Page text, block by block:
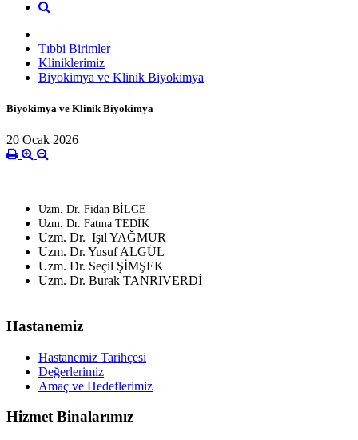
Tıbbi Birimler
Kliniklerimiz
Biyokimya ve Klinik Biyokimya
Biyokimya ve Klinik Biyokimya
20 Ocak 2026
Uzm. Dr. Fidan BİLGE
Uzm. Dr. Fatma TEDİK
Uzm. Dr. Işıl YAĞMUR
Uzm. Dr. Yusuf ALGÜL
Uzm. Dr. Seçil ŞİMŞEK
Uzm. Dr. Burak TANRIVERDİ
Hastanemiz
Hastanemiz Tarihçesi
Değerlerimiz
Amaç ve Hedeflerimiz
Hizmet Binalarımız